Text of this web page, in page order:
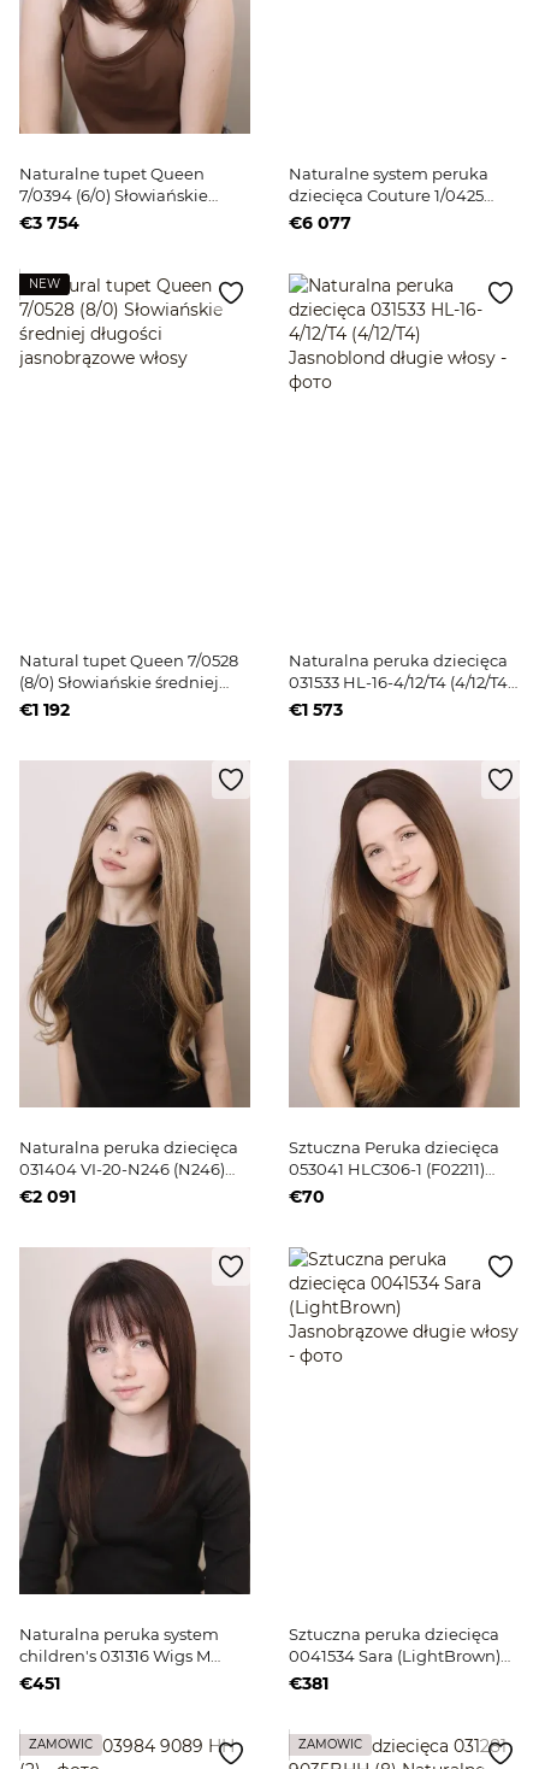
Naturalne tupet Queen
7/0394 (6/0) Słowiańskie
ciemne długie włosy
€3 754
Naturalne system peruka
dziecięca Couture 1/0425
(6/0+9/3+10/3) Słowiańskie
€6 077
NEW
Natural tupet Queen 7/0528
(8/0) Słowiańskie średniej
długości jasnobrązowe włosy
€1 192
Naturalna peruka dziecięca
031533 HL-16-4/12/T4 (4/12/T4)
Jasnoblond długie włosy
€1 573
Naturalna peruka dziecięca
031404 VI-20-N246 (N246)
Jasnobrązowe długie włosy
€2 091
Sztuczna Peruka dziecięca
053041 HLC306-1 (F02211)
Jasnobrązowe rude długie
€70
Naturalna peruka system
children's 031316 Wigs M
LACE(4) ciemne długie włosy
€451
Sztuczna peruka dziecięca
0041534 Sara (LightBrown)
Jasnobrązowe długie włosy
€381
ZAMÓWIĆ ZAMÓWIĆ